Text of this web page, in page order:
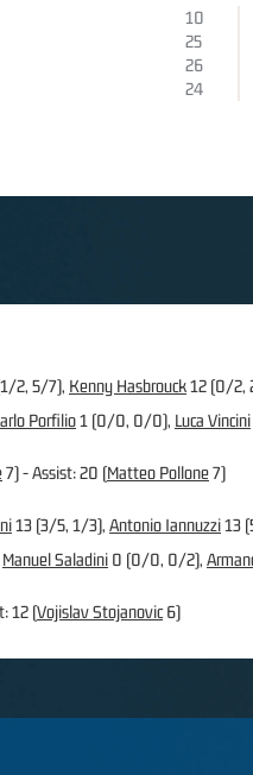
10
25
26
24
2, 5/7), Kenny Hasbrouck12 (0/2,
Porfilio1 (0/0, 0/0), Luca Vincini
7) - Assist: 20 (Matteo Pollone7)
13 (3/5, 1/3), Antonio Iannuzzi13
Manuel Saladini 0 (0/0, 0/2),
12 (Vojislav Stojanovic6)